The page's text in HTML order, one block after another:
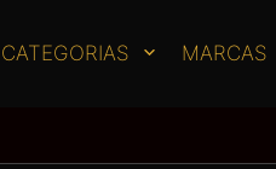
CATEGORIAS MARCAS